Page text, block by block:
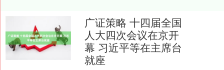
广证策略 十四届全国
人大四次会议在京开
幕 习近平等在主席台
就座